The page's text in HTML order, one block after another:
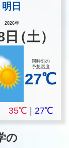
明日
2026年
日（土）
同時刻の
予想温度
27℃
35℃ |27℃
の